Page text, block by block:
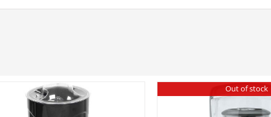
Out of stock